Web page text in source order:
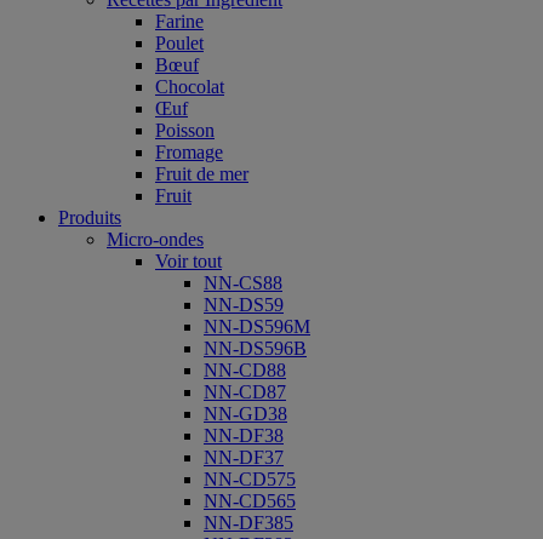
Farine
Poulet
Bœuf
Chocolat
Œuf
Poisson
Fromage
Fruit de mer
Fruit
Produits
Micro-ondes
Voir tout
NN-CS88
NN-DS59
NN-DS596M
NN-DS596B
NN-CD88
NN-CD87
NN-GD38
NN-DF38
NN-DF37
NN-CD575
NN-CD565
NN-DF385